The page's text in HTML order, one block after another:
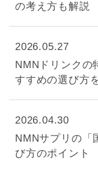
の考え方も解説
2026.05.27
NMNドリンクの
すすめの選び方
2026.04.30
NMNサプリの「
び方のポイント